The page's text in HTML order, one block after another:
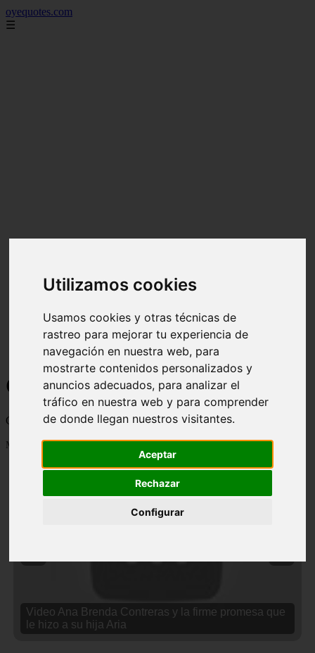
Utilizamos cookies
Usamos cookies y otras técnicas de
rastreo para mejorar tu experiencia de
navegación en nuestra web, para
mostrarte contenidos personalizados y
anuncios adecuados, para analizar el
tráfico en nuestra web y para comprender
de donde llegan nuestros visitantes.
Aceptar
Rechazar
Configurar
oyequotes.com
☰
Curiosidades y Sabias que
Cosas curiosas, curiosidades, noticias impactantes y mucho mas
Mostrando 1 - 24 de 2834 artículos
Video Ana Brenda Contreras y la firme promesa que
le hizo a su hija Aria